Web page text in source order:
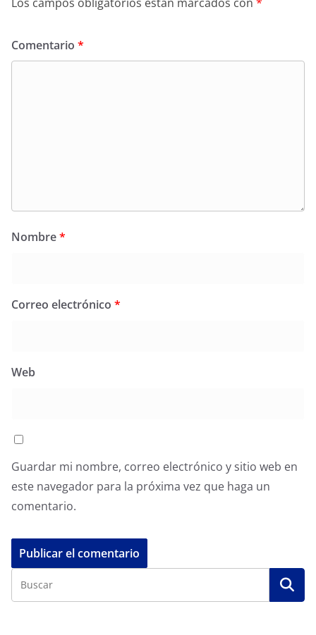
Comentario *
Nombre*
Correo electrónico *
Web
Guardar mi nombre, correo electrónico y sitio web en
este navegador para la próxima vez que haga un
comentario.